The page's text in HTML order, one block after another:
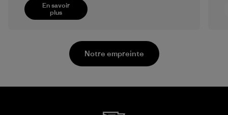
En savoir
plus
Notre empreinte